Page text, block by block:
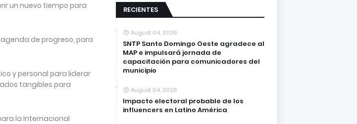
un nuevo tiempo para
de progreso, para
y personal para liderar
tangibles para
la Internacional
RECIENTES
August 04, 2026
SNTP Santo Domingo Oeste agradece al
MAP e impulsará jornada de
capacitación para comunicadores del
municipio
August 04, 2026
Impacto electoral probable de los
influencers en Latino América